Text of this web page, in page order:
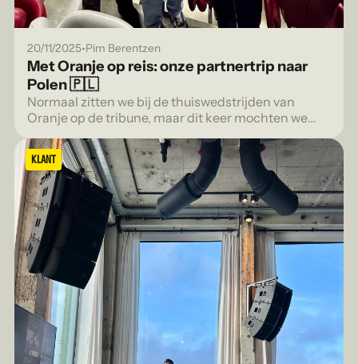
20/11/2025•Pim Berentzen
Met Oranje op reis: onze partnertrip naar
Polen 🇵🇱
Normaal zitten we bij de thuiswedstrijden van
Oranje op de tribune, maar dit keer mochten we
KLANT